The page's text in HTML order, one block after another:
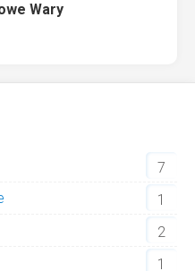
Wary
7
1
2
1